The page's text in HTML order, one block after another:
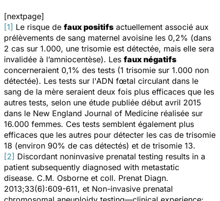
[nextpage]
[1] Le risque de faux positifs actuellement associé aux
prélèvements de sang maternel avoisine les 0,2% (dans
2 cas sur 1.000, une trisomie est détectée, mais elle sera
invalidée à l’amniocentèse). Les faux négatifs
concerneraient 0,1% des tests (1 trisomie sur 1.000 non
détectée). Les tests sur l'ADN fœtal circulant dans le
sang de la mère seraient deux fois plus efficaces que les
autres tests, selon une étude publiée début avril 2015
dans le New England Journal of Medicine réalisée sur
16.000 femmes. Ces tests semblent également plus
efficaces que les autres pour détecter les cas de trisomie
18 (environ 90% de cas détectés) et de trisomie 13.
[2] Discordant noninvasive prenatal testing results in a
patient subsequently diagnosed with metastatic
disease. C.M. Osborne et coll. Prenat Diagn.
2013;33(6):609-611, et Non-invasive prenatal